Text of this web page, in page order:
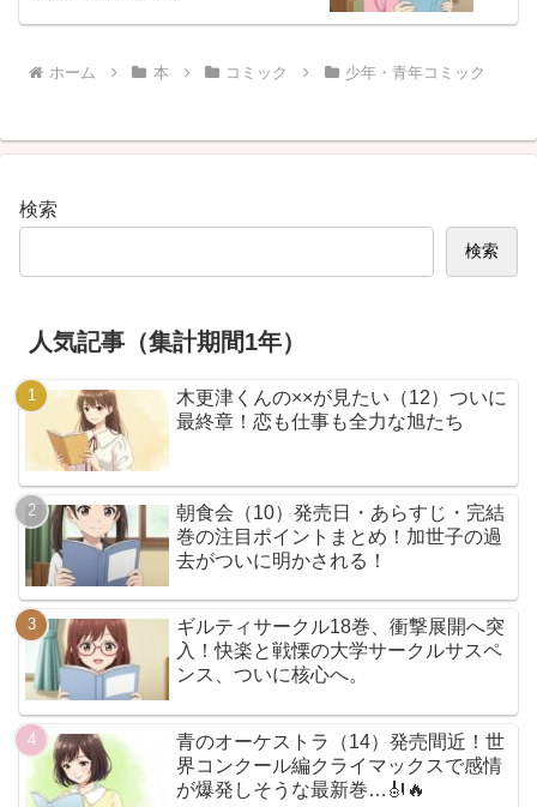
ホーム 本 コミック 少年・青年コミック
検索
検索
人気記事（集計期間1年）
木更津くんの××が見たい（12）ついに
最終章！恋も仕事も全力な旭たち
朝食会（10）発売日・あらすじ・完結
巻の注目ポイントまとめ！加世子の過
去がついに明かされる！
ギルティサークル18巻、衝撃展開へ突
入！快楽と戦慄の大学サークルサスペ
ンス、ついに核心へ。
青のオーケストラ（14）発売間近！世
界コンクール編クライマックスで感情
が爆発しそうな最新巻…🎻🔥